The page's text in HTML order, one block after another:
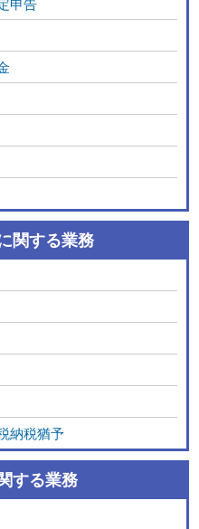
関する業務
納税猶予
する業務